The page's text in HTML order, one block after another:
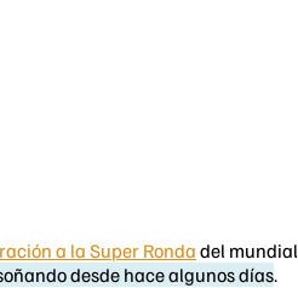
a la Super Rondadel mundial
desde hace algunos días.